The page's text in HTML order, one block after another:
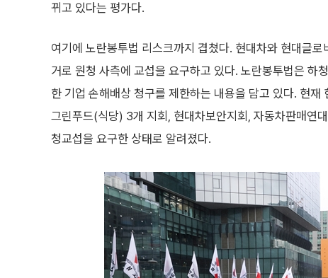
뀌고 있다는 평가다.
여기에 노란봉투법 리스크까지 겹쳤다. 현대차와 현대글
거로 원청 사측에 교섭을 요구하고 있다. 노란봉투법은 하
한 기업 손해배상 청구를 제한하는 내용을 담고 있다. 현
그린푸드(식당) 3개 지회, 현대차보안지회, 자동차판매연
청교섭을 요구한 상태로 알려졌다.